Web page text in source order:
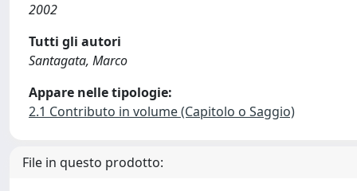
2002
Tutti gli autori
Santagata, Marco
Appare nelle tipologie:
2.1 Contributo in volume (Capitolo o Saggio)
File in questo prodotto: